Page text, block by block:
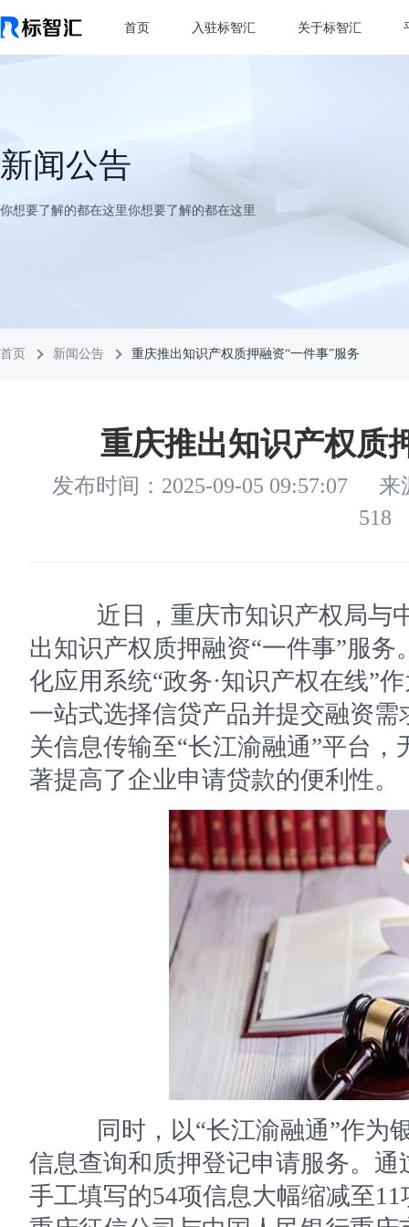
首页 入驻标智汇 关于标智汇
新闻公告
你想要了解的都在这里你想要了解的都在这里
首页 新闻公告 重庆推出知识产权质押融资“一件事”服务
重庆推出知识产权质
发布时间：2025-09-05 09:57:07
来
518
近日，重庆市知识产权局与
出知识产权质押融资“一件事”服
化应用系统“政务·知识产权在线”
一站式选择信贷产品并提交融资
关信息传输至“长江渝融通”平台
著提高了企业申请贷款的便利性。
同时，以“长江渝融通”作为
信息查询和质押登记申请服务。
手工填写的54项信息大幅缩减至